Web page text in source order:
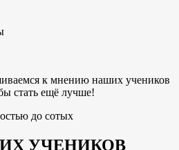
к мнению наших учеников
стать ещё лучше!
до сотых
УЧЕНИКОВ